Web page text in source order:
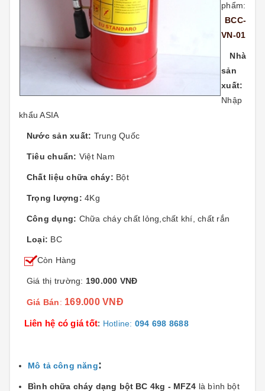
phẩm:
BCC-
VN-01
Nhà
sản
xuất:
Nhập
khẩu ASIA
Nước sản xuất: Trung Quốc
Tiêu chuẩn: Việt Nam
Chất liệu chữa cháy: Bột
Trọng lượng: 4Kg
Công dụng: Chữa cháy chất lỏng,chất khí, chất rắn
Loại: BC
Còn Hàng
Giá thị trường: 190.000 VNĐ
Giá Bán: 169.000 VNĐ
Liên hệ có giá tốt: Hotline: 094 698 8688
Mô tả công năng:
Bình chữa cháy dạng bột BC 4kg - MFZ4 là bình bột